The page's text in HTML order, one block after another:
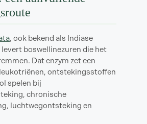
, ook bekend als Indiase
boswellinezuren die het
Dat enzym zet een
ontstekingsstoffen
spelen bij
chronische
luchtwegontsteking en